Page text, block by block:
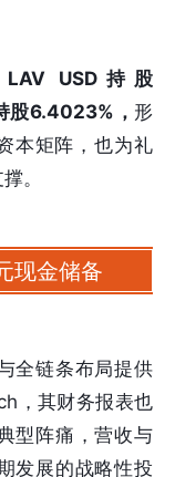
USD持股
6.4023%， 形
本矩阵，也为礼
。
现金储备
全链条布局提供
，其财务报表也
型阵痛，营收与
发展的战略性投